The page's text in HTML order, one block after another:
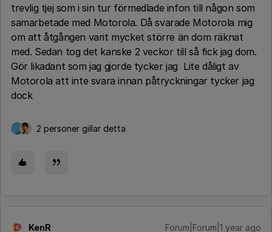
trevlig tjej som i sin tur förmedlade infon till någon som
samarbetade med Motorola. Då svarade Motorola mig
om att åtgången varit mycket större än dom räknat
med. Sedan tog det kanske 2 veckor till så fick jag dom.
Gör likadant som jag gjorde tycker jag Lite dåligt av
Motorola att inte svara innan påtryckningar tycker jag
dock
2 personer gillar detta
K KenR Forum|Forum|1 year ago